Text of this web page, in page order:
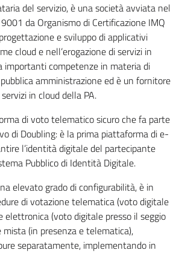
del servizio, è una società avviata nel
da Organismo di Certificazione IMQ
e sviluppo di applicativi
cloud e nell’erogazione di servizi in
importanti competenze in materia di
amministrazione ed è un fornitore
in cloud della PA.
di voto telematico sicuro che fa parte
di Doubling: è la prima piattaforma di e-
l’identità digitale del partecipante
Pubblico di Identità Digitale.
elevato grado di configurabilità, è in
di votazione telematica (voto digitale
elettronica (voto digitale presso il seggio
(in presenza e telematica),
separatamente, implementando in